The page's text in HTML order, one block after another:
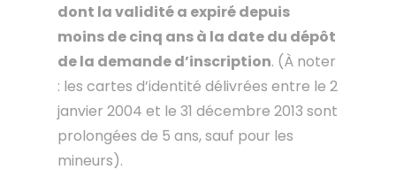
dont la validité a expiré depuis
moins de cinq ans à la date du dépôt
de la demande d’inscription. (À noter
: les cartes d’identité délivrées entre le 2
janvier 2004 et le 31 décembre 2013 sont
prolongées de 5 ans, sauf pour les
mineurs).